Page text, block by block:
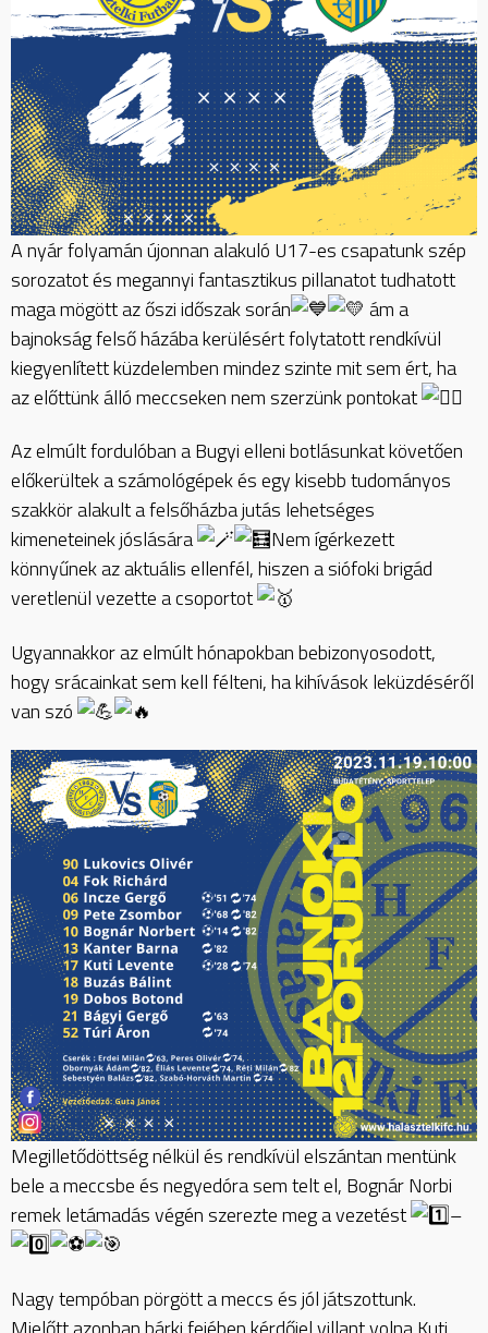
A nyár folyamán újonnan alakuló U17-es csapatunk szép
sorozatot és megannyi fantasztikus pillanatot tudhatott
maga mögött az őszi időszak során
ám a
bajnokság felső házába kerülésért folytatott rendkívül
kiegyenlített küzdelemben mindez szinte mit sem ért, ha
az előttünk álló meccseken nem szerzünk pontokat
Az elmúlt fordulóban a Bugyi elleni botlásunkat követően
előkerültek aszámológépek és egy kisebb tudományos
szakkör alakult a felsőházba jutás lehetséges
kimeneteinek jóslására
Nem ígérkezett
könnyűnek az aktuális ellenfél, hiszen a siófoki brigád
veretlenül vezette a csoportot
Ugyannakkor az elmúlt hónapokban bebizonyosodott,
hogy srácainkat sem kell félteni, ha kihívások leküzdéséről
van szó
Megilletődöttség nélkül és rendkívül elszántan mentünk
bele a meccsbe és negyedóra sem telt el, Bognár Norbi
remek letámadás végén szerezte meg a vezetést
–
Nagy tempóban pörgött a meccs és jól játszottunk.